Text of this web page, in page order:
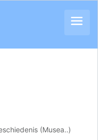
(Musea..)